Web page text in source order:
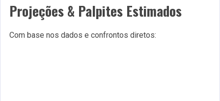
Projeções & Palpites Estimados
Com base nos dados e confrontos diretos: